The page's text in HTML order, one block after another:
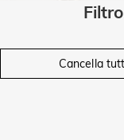
Filtro
Cancella